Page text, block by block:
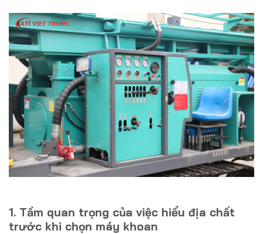
1. Tầm quan trọng của việc hiểu địa chất
trước khi chọn máy khoan